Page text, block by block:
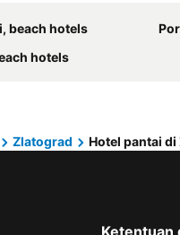
beach hotels
hotels
Zlatograd Hotel pantai
Ketentuan